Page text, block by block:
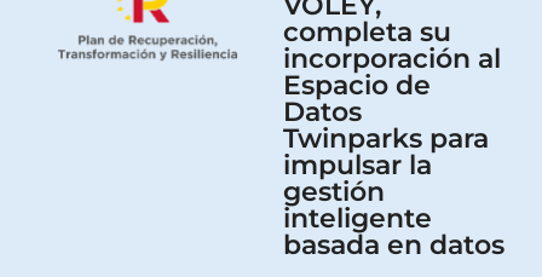
completa su
incorporación al
Espacio de
Datos
Twinparks para
impulsar la
gestión
inteligente
basada en datos